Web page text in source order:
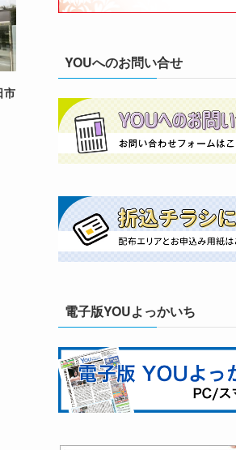
市
YOUへのお問い合せ
電子版YOUよっかいち